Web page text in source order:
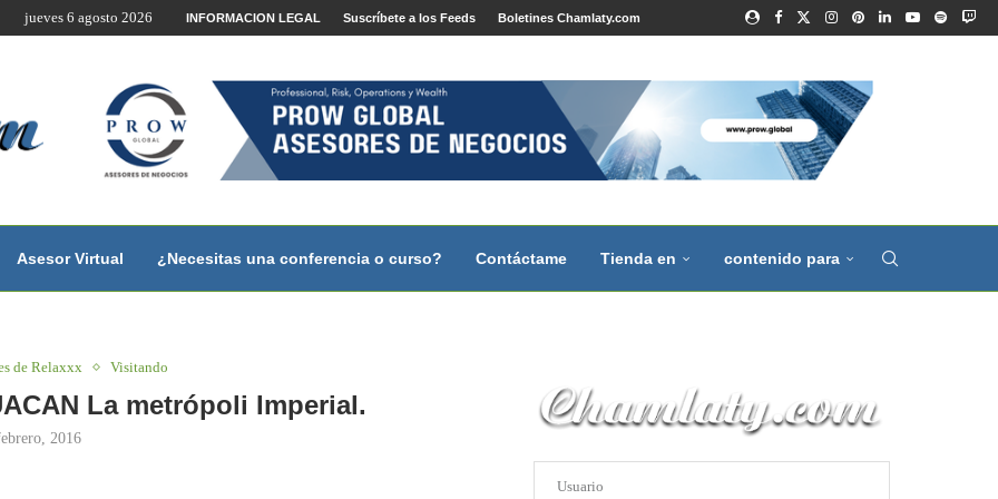
estudiantes...
jueves 6 agosto 2026 INFORMACION LEGAL Suscríbete a los Feeds Boletines Chamlaty.com
Asesor Virtual ¿Necesitas una conferencia o curso? Contáctame Tienda en contenido para
de Relaxxx Visitando
La metrópoli Imperial.
2016